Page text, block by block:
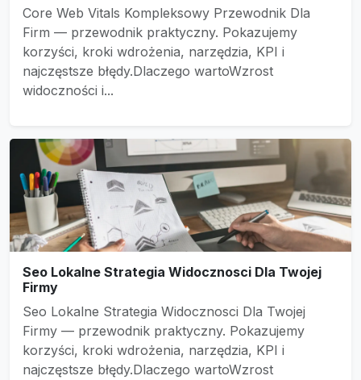
Core Web Vitals Kompleksowy Przewodnik Dla
Firm — przewodnik praktyczny. Pokazujemy
korzyści, kroki wdrożenia, narzędzia, KPI i
najczęstsze błędy.Dlaczego wartoWzrost
widoczności i...
Seo Lokalne Strategia Widocznosci Dla Twojej
Firmy
Seo Lokalne Strategia Widocznosci Dla Twojej
Firmy — przewodnik praktyczny. Pokazujemy
korzyści, kroki wdrożenia, narzędzia, KPI i
najczęstsze błędy.Dlaczego wartoWzrost